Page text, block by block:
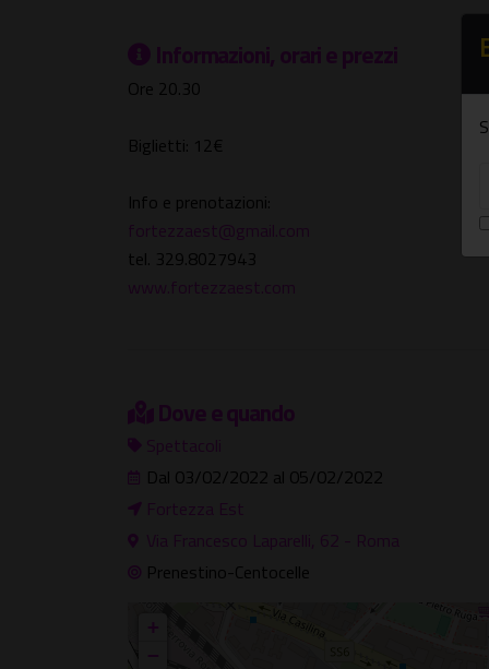
Informazioni, orari e prezzi
Ore 20.30
Biglietti: 12€
Info e prenotazioni:
fortezzaest@gmail.com
tel. 329.8027943
www.fortezzaest.com
Dove e quando
Spettacoli
Dal 03/02/2022 al 05/02/2022
Fortezza Est
Via Francesco Laparelli, 62 - Roma
Prenestino-Centocelle
+
−